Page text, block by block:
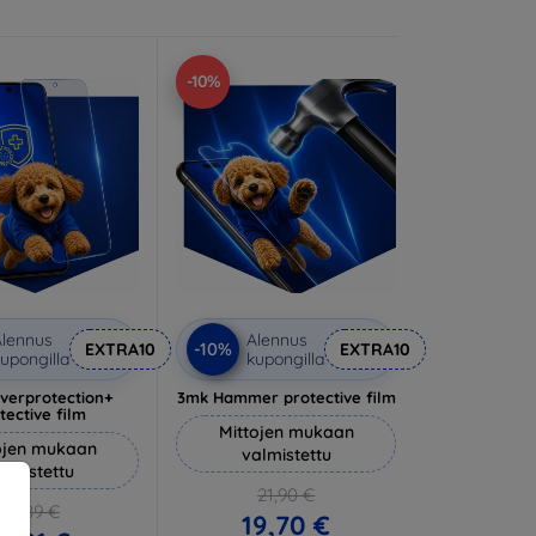
EXTRA10
film
mukaan
20,89 €
-10%
-10%
Alennus
kupongilla
EXTRA10
3mk Hammer protective film
Mittojen mukaan
valmistettu
21,90 €
19,70 €